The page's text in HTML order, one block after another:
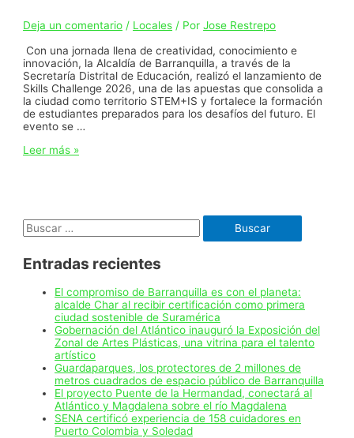
Deja un comentario / Locales / PorJose Restrepo
Con una jornada llena de creatividad, conocimiento e
innovación, la Alcaldía de Barranquilla, a través de la
Secretaría Distrital de Educación, realizó el lanzamiento de
Skills Challenge 2026, una de las apuestas que consolida a
la ciudad como territorio STEM+IS y fortalece la formación
de estudiantes preparados para los desafíos del futuro. El
evento se …
Barranquilla
Challenge,
una
hacia
talento
ciencia,
tecnología
innovación
Leer más »
Buscar:
Entradas recientes
El compromiso de Barranquilla es con el planeta:
alcalde Char al recibir certificación como primera
ciudad sostenible de Suramérica
Gobernación del Atlántico inauguró la Exposición del
Zonal de Artes Plásticas, una vitrina para el talento
artístico
Guardaparques, los protectores de 2 millones de
metros cuadrados de espacio público de Barranquilla
El proyecto Puente de la Hermandad, conectará al
Atlántico y Magdalena sobre el río Magdalena
SENA certificó experiencia de 158 cuidadores en
Puerto Colombia y Soledad